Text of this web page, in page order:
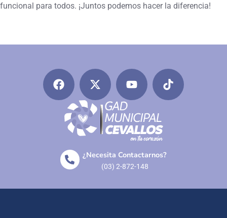
funcional para todos. ¡Juntos podemos hacer la diferencia!
¿Necesita Contactarnos?
(03) 2-872-148